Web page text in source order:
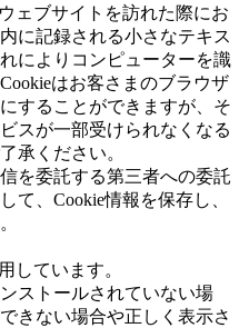
ェブサイトを訪れた際にお
に記録される小さなテキス
によりコンピューターを識
はお客さまのブラウザ
することができますが、そ
スが一部受けられなくなる
承ください。
を委託する第三者への委託
て、Cookie情報を保存し、
しています。
ストールされていない場
きない場合や正しく表示さ